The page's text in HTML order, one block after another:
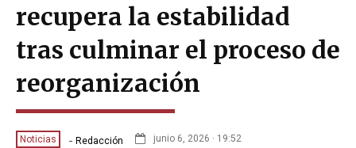
recupera la estabilidad
tras culminar el proceso de
reorganización
Noticias - Redacción junio 6, 2026 · 19:52